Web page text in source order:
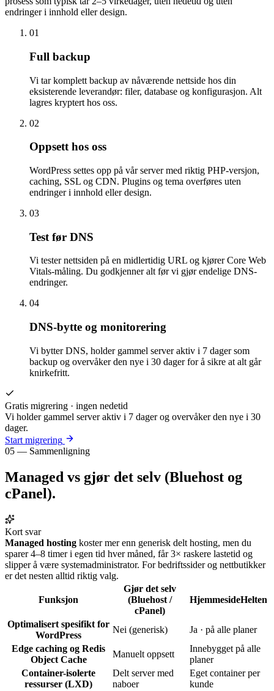
endringer i innhold eller design.
01
Full backup
Vi tar komplett backup av nåværende nettside hos din
eksisterende leverandør: filer, database og konfigurasjon. Alt
lagres kryptert hos oss.
02
Oppsett hos oss
WordPress settes opp på vår server med riktig PHP-versjon,
caching, SSL og CDN. Plugins og tema overføres uten
endringer i innhold eller design.
03
Test før DNS
Vi tester nettsiden på en midlertidig URL og kjører Core Web
Vitals-måling. Du godkjenner alt før vi gjør endelige DNS-
endringer.
04
DNS-bytte og monitorering
Vi bytter DNS, holder gammel server aktiv i 7 dager som
backup og overvåker den nye i 30 dager for å sikre at alt går
knirkefritt.
Gratis migrering · ingen nedetid
Vi holder gammel server aktiv i 7 dager og overvåker den nye i 30
dager.
Start migrering
05 — Sammenligning
Managed vs gjør det selv (Bluehost og
cPanel).
Kort svar
Managed hosting koster mer enn generisk delt hosting, men du
sparer 4–8 timer i egen tid hver måned, får 3× raskere lastetid og
slipper å være systemadministrator. For bedriftssider og nettbutikker
er det nesten alltid riktig valg.
Funksjon
Gjør det selv
(Bluehost /
cPanel)
HjemmesideHelten
Optimalisert spesifikt for
WordPress
Nei (generisk)
Ja · på alle planer
Edge caching og Redis
Object Cache
Manuelt oppsett
Innebygget på alle
planer
Container-isolerte
ressurser (LXD)
Delt server med
naboer
Eget container per
kunde